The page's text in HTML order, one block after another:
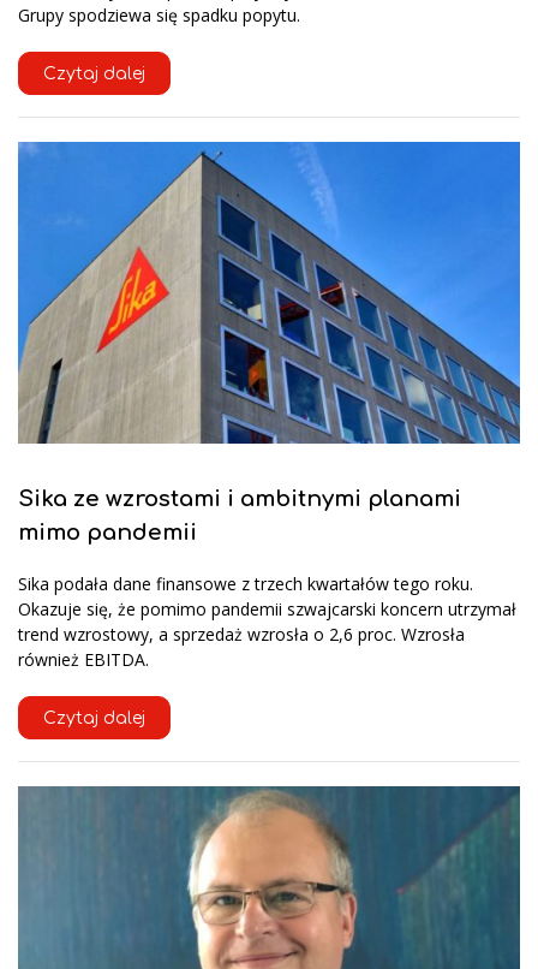
Grupy spodziewa się spadku popytu.
Czytaj dalej
Sika ze wzrostami i ambitnymi planami
mimo pandemii
Sika podała dane finansowe z trzech kwartałów tego roku.
Okazuje się, że pomimo pandemii szwajcarski koncern utrzymał
trend wzrostowy, a sprzedaż wzrosła o 2,6 proc. Wzrosła
również EBITDA.
Czytaj dalej